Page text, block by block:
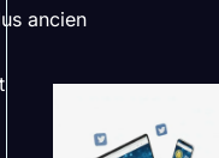
ancien